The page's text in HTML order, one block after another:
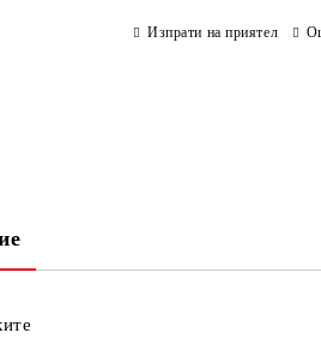
Изпрати на приятел